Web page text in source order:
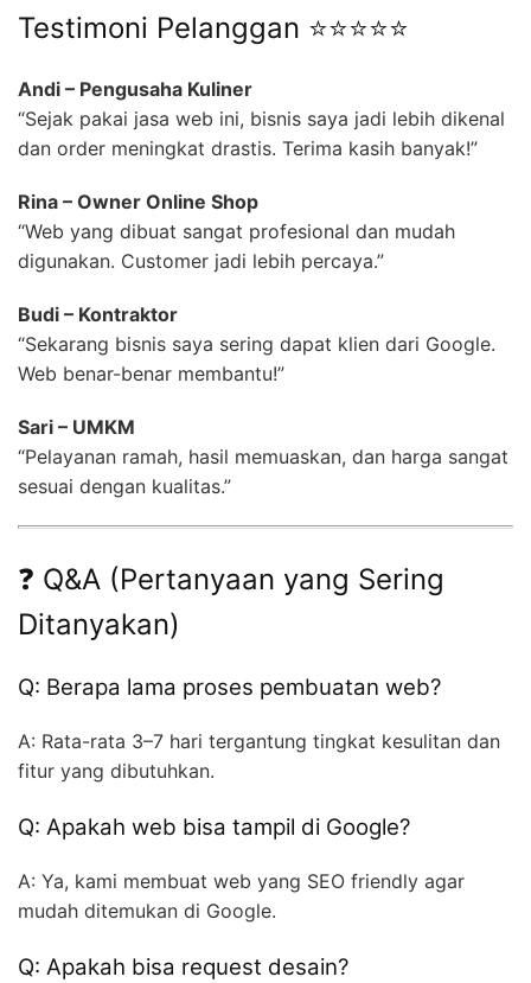
Testimoni Pelanggan ⭐⭐⭐⭐⭐
Andi – Pengusaha Kuliner
“Sejak pakai jasa web ini, bisnis saya jadi lebih dikenal
dan order meningkat drastis. Terima kasih banyak!”
Rina – Owner Online Shop
“Web yang dibuat sangat profesional dan mudah
digunakan. Customer jadi lebih percaya.”
Budi – Kontraktor
“Sekarang bisnis saya sering dapat klien dari Google.
Web benar-benar membantu!”
Sari – UMKM
“Pelayanan ramah, hasil memuaskan, dan harga sangat
sesuai dengan kualitas.”
❓ Q&A (Pertanyaan yang Sering
Ditanyakan)
Q: Berapa lama proses pembuatan web?
A: Rata-rata 3–7 hari tergantung tingkat kesulitan dan
fitur yang dibutuhkan.
Q: Apakah web bisa tampil di Google?
A: Ya, kami membuat web yang SEO friendly agar
mudah ditemukan di Google.
Q: Apakah bisa request desain?